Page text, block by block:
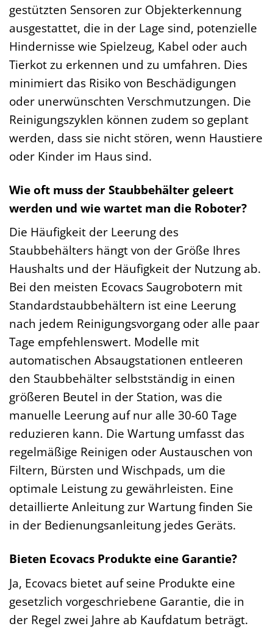
gestützten Sensoren zur Objekterkennung
ausgestattet, die in der Lage sind, potenzielle
Hindernisse wie Spielzeug, Kabel oder auch
Tierkot zu erkennen und zu umfahren. Dies
minimiert das Risiko von Beschädigungen
oder unerwünschten Verschmutzungen. Die
Reinigungszyklen können zudem so geplant
werden, dass sie nicht stören, wenn Haustiere
oder Kinder im Haus sind.
Wie oft muss der Staubbehälter geleert
werden und wie wartet man die Roboter?
Die Häufigkeit der Leerung des
Staubbehälters hängt von der Größe Ihres
Haushalts und der Häufigkeit der Nutzung ab.
Bei den meisten Ecovacs Saugrobotern mit
Standardstaubbehältern ist eine Leerung
nach jedem Reinigungsvorgang oder alle paar
Tage empfehlenswert. Modelle mit
automatischen Absaugstationen entleeren
den Staubbehälter selbstständig in einen
größeren Beutel in der Station, was die
manuelle Leerung auf nur alle 30-60 Tage
reduzieren kann. Die Wartung umfasst das
regelmäßige Reinigen oder Austauschen von
Filtern, Bürsten und Wischpads, um die
optimale Leistung zu gewährleisten. Eine
detaillierte Anleitung zur Wartung finden Sie
in der Bedienungsanleitung jedes Geräts.
Bieten Ecovacs Produkte eine Garantie?
Ja, Ecovacs bietet auf seine Produkte eine
gesetzlich vorgeschriebene Garantie, die in
der Regel zwei Jahre ab Kaufdatum beträgt.